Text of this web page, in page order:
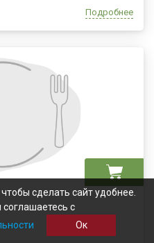
Подробнее
сделать сайт удобнее.
с
Ок